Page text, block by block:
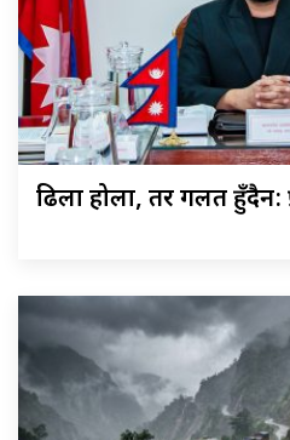
ढिला होला, तर गलत हुँदैन: